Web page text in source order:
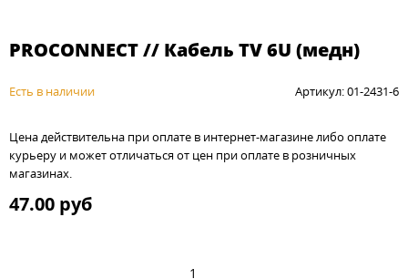
PROCONNECT // Кабель TV 6U (медн)
Есть в наличии Артикул: 01-2431-6
Цена действительна при оплате в интернет-магазине либо оплате
курьеру и может отличаться от цен при оплате в розничных
магазинах.
47.00 руб